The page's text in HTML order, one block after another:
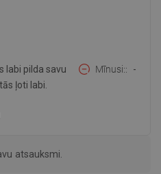
labi pilda savu
ļoti labi.
Mīnusi: -
atsauksmi.